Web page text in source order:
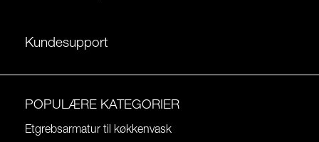
Kundesupport
POPULÆRE KATEGORIER
Etgrebsarmatur til køkkenvask